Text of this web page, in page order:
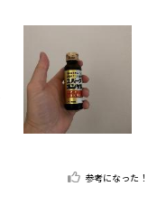
参考になった！